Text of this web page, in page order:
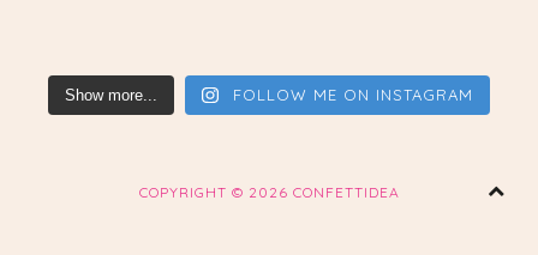
Show more... FOLLOW ME ON INSTAGRAM
COPYRIGHT © 2026 CONFETTIDEA